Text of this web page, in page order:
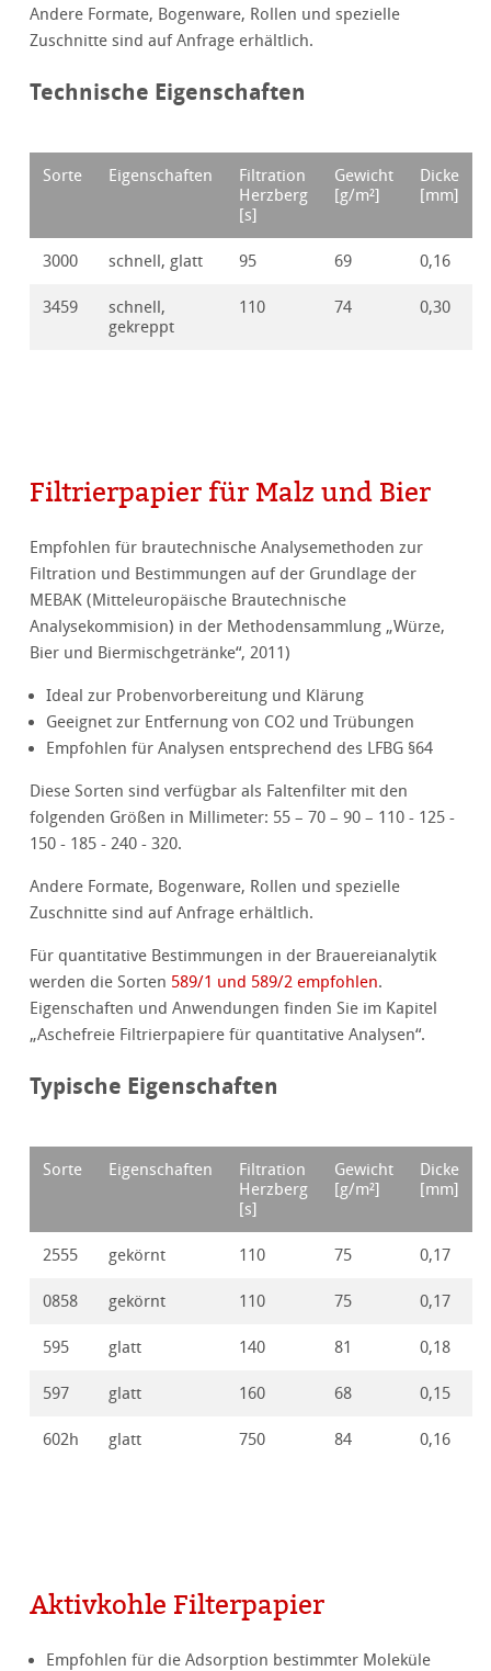
Andere Formate, Bogenware, Rollen und spezielle
Zuschnitte sind auf Anfrage erhältlich.
Technische Eigenschaften
Sorte Eigenschaften
Filtration
Herzberg
[s]
Gewicht
[g/m²]
Dicke
[mm]
3000 schnell, glatt 95 69 0,16
3459
schnell,
gekreppt
110 74 0,30
Filtrierpapier für Malz und Bier
Empfohlen für brautechnische Analysemethoden zur
Filtration und Bestimmungen auf der Grundlage der
MEBAK (Mitteleuropäische Brautechnische
Analysekommision) in der Methodensammlung „Würze,
Bier und Biermischgetränke“, 2011)
Ideal zur Probenvorbereitung und Klärung
Geeignet zur Entfernung von CO2 und Trübungen
Empfohlen für Analysen entsprechend des LFBG §64
Diese Sorten sind verfügbar als Faltenfilter mit den
folgenden Größen in Millimeter: 55 – 70 – 90 – 110 - 125 -
150 - 185 - 240 - 320.
Andere Formate, Bogenware, Rollen und spezielle
Zuschnitte sind auf Anfrage erhältlich.
Für quantitative Bestimmungen in der Brauereianalytik
werden die Sorten 589/1 und 589/2 empfohlen.
Eigenschaften und Anwendungen finden Sie im Kapitel
„Aschefreie Filtrierpapiere für quantitative Analysen“.
Typische Eigenschaften
Sorte Eigenschaften
Filtration
Herzberg
[s]
Gewicht
[g/m²]
Dicke
[mm]
2555 gekörnt 110 75 0,17
0858 gekörnt 110 75 0,17
595 glatt 140 81 0,18
597 glatt 160 68 0,15
602h glatt 750 84 0,16
Aktivkohle Filterpapier
Empfohlen für die Adsorption bestimmter Moleküle